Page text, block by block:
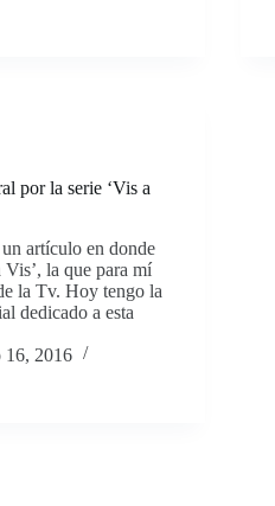
por la serie ‘Vis a
artículo en donde
la que para mí
la Tv. Hoy tengo la
dedicado a esta
16, 2016